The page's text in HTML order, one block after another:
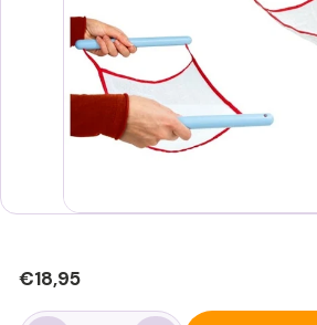
Normale
€18,95€18,95